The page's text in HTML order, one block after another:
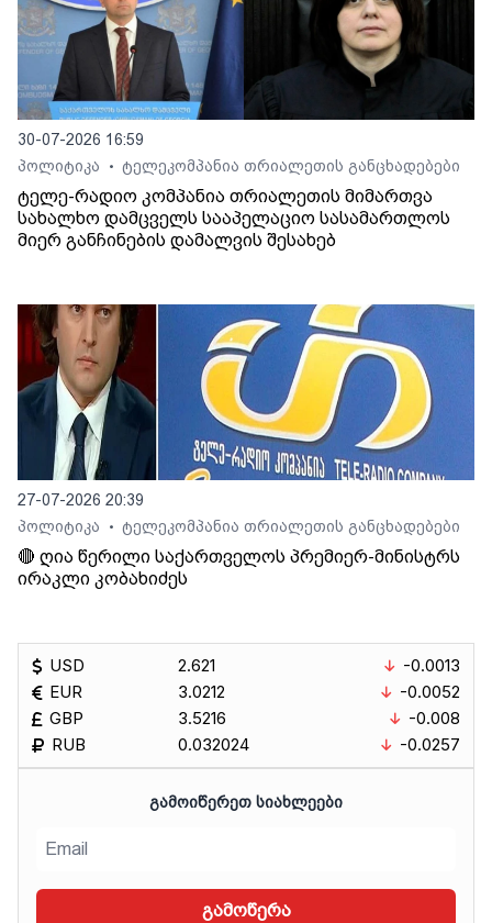
30-07-2026 16:59
პოლიტიკა
• ტელეკომპანია თრიალეთის განცხადებები
ტელე-რადიო კომპანია თრიალეთის მიმართვა
სახალხო დამცველს სააპელაციო სასამართლოს
მიერ განჩინების დამალვის შესახებ
27-07-2026 20:39
პოლიტიკა
• ტელეკომპანია თრიალეთის განცხადებები
🔴 ღია წერილი საქართველოს პრემიერ-მინისტრს
ირაკლი კობახიძეს
USD
EUR
GBP
RUB
2.621
3.0212
3.5216
0.032024
-0.0013
-0.0052
-0.008
-0.0257
ᲒᲐᲛᲝᲘᲬᲔᲠᲔᲗ ᲡᲘᲐᲮᲚᲔᲔᲑᲘ
გამოწერა